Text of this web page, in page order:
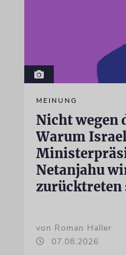
MEINUNG
Nicht wegen
Warum
Netanjahu
zurücktreten
von Roman Haller
07.08.2026